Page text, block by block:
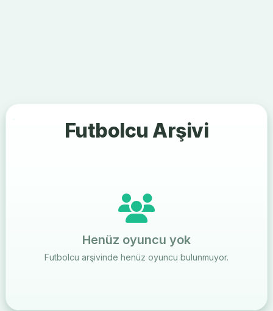
Futbolcu Arşivi
Henüz oyuncu yok
Futbolcu arşivinde henüz oyuncu bulunmuyor.